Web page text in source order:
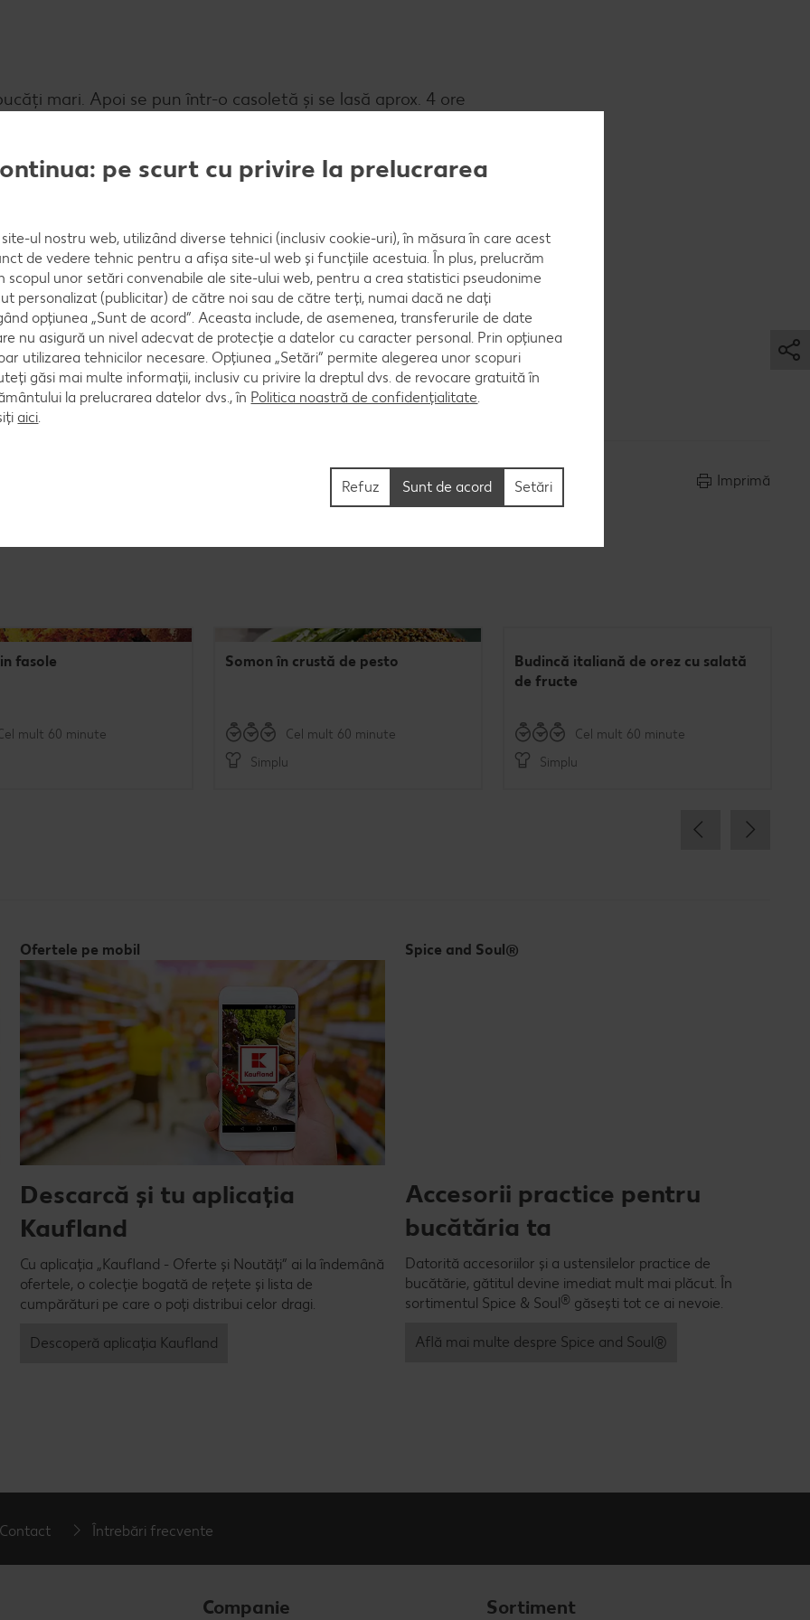
mari. Apoi se pun într-o casoletă și se lasă aprox. 4 ore
laptele, cacaua și mierea, folosind un mixer la cea mai mare
felii fine, pe diagonală. Se spală menta, se usucă prin
feliile de banane și se ornează cu mentă, nuci și fulgi
Imprimă
fasole
mult 60 minute
Somon în crustă de pesto
Cel mult 60 minute
Simplu
Budincă italiană de orez cu salată
de fructe
Cel mult 60 minute
Simplu
Ofertele pe mobil
Descarcă și tu aplicația
Kaufland
Cu aplicația „Kaufland - Oferte și Noutăți” ai la îndemână
ofertele, o colecție bogată de rețete și lista de
cumpărături pe care o poți distribui celor dragi.
Descoperă aplicația Kaufland
Spice and Soul®
Accesorii practice pentru
bucătăria ta
Datorită accesoriilor și a ustensilelor practice de
bucătărie, gătitul devine imediat mult mai plăcut. În
sortimentul Spice & Soul ® găsești tot ce ai nevoie.
Află mai multe despre Spice and Soul®
Contact Întrebări frecvente
Companie Sortiment
pe scurt cu privire la prelucrarea
ul nostru web, utilizând diverse tehnici (inclusiv cookie-uri), în măsura în care acest
de vedere tehnic pentru a afișa site-ul web și funcțiile acestuia. În plus, prelucrăm
scopul unor setări convenabile ale site-ului web, pentru a crea statistici pseudonime
personalizat (publicitar) de către noi sau de către terți, numai dacă ne dați
opțiunea „Sunt de acord”. Aceasta include, de asemenea, transferurile de date
nu asigură un nivel adecvat de protecție a datelor cu caracter personal. Prin opțiunea
utilizarea tehnicilor necesare. Opțiunea „Setări” permite alegerea unor scopuri
găsi mai multe informații, inclusiv cu privire la dreptul dvs. de revocare gratuită în
la prelucrarea datelor dvs., în Politica noastră de confidențialitate
aici
Setări
Refuz Sunt de acord